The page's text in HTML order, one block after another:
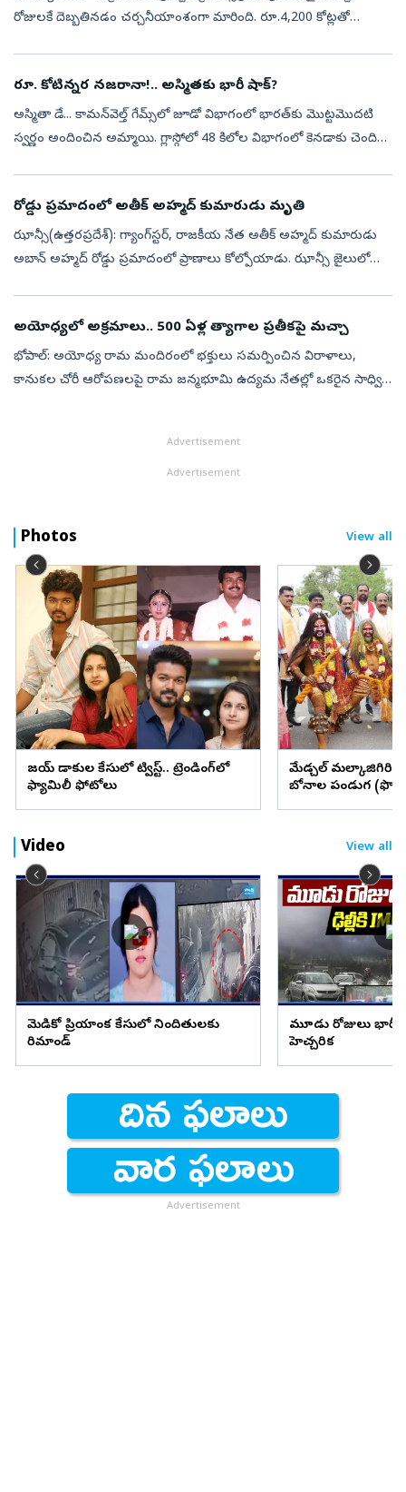
రోజులకే దెబ్బతినడం చర్చనీయాంశంగా మారింది. రూ.4,200 కోట్లతో
రూ. కోటిన్నర నజరానా!.. అస్మితకు భారీ షాక్‌?
అస్మితా డే... కామన్‌వెల్త్‌ గేమ్స్‌లో జూడో విభాగంలో భారత్‌కు మొట్టమొదటి
స్వర్ణం అందించిన అమ్మాయి. గ్లాస్గోలో 48 కిలోల విభాగంలో కెనడాకు చెందిన
రోడ్డు ప్రమాదంలో అతీక్ అహ్మద్‌ కుమారుడు మృతి
ఝాన్సీ(ఉత్తరప్రదేశ్‌): గ్యాంగ్‌స్టర్‌, రాజకీయ నేత అతీక్ అహ్మద్‌ కుమారుడు
అబాన్ అహ్మద్‌ రోడ్డు ప్రమాదంలో ప్రాణాలు కోల్పోయాడు. ఝాన్సీ జైలులో
అయోధ్యలో అక్రమాలు.. 500 ఏళ్ల త్యాగాల ప్రతీకపై మచ్చా
భోపాల్‌: అయోధ్య రామ మందిరంలో భక్తులు సమర్పించిన విరాళాలు,
కానుకల చోరీ ఆరోపణలపై రామ జన్మభూమి ఉద్యమ నేతల్లో ఒకరైన సాధ్వి
Advertisement
Advertisement
Photos View all
విజయ్ విడాకుల కేసులో ట్విస్ట్.. ట్రెండింగ్‌లో
ఫ్యామిలీ ఫోటోలు
మేడ్చల్ మల్కాజిగిరి
బోనాల పండుగ
Video View all
మెడికో ప్రియాంక కేసులో నిందితులకు
రిమాండ్
మూడు రోజులు భారీ
హెచ్చరిక
Advertisement